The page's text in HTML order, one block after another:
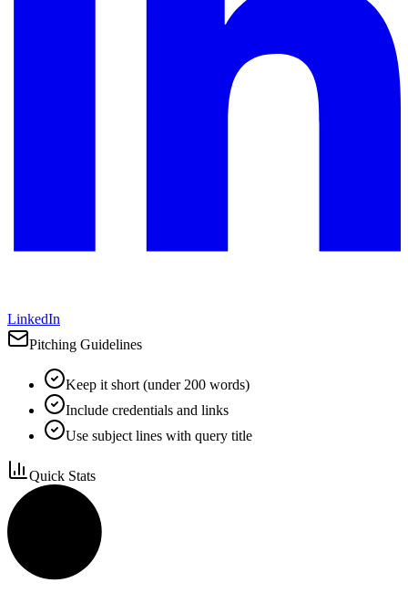
LinkedIn
Pitching Guidelines
Keep it short (under 200 words)
Include credentials and links
Use subject lines with query title
Quick Stats